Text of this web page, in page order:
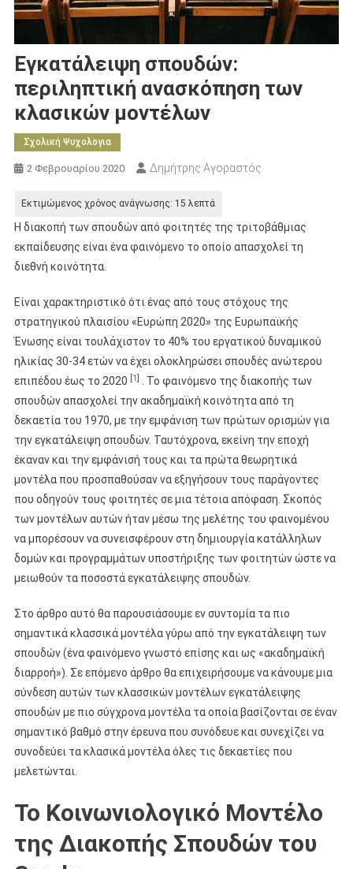
Εγκατάλειψη σπουδών:
περιληπτική ανασκόπηση των
κλασικών μοντέλων
Σχολική Ψυχολογια
2 Φεβρουαρίου 2020 Δημήτρης Αγοραστός
Η διακοπή των σπουδών από φοιτητές της τριτοβάθμιας
εκπαίδευσης είναι ένα φαινόμενο το οποίο απασχολεί τη
διεθνή κοινότητα.
Είναι χαρακτηριστικό ότι ένας από τους στόχους της
στρατηγικού πλαισίου «Ευρώπη 2020» της Ευρωπαϊκής
Ένωσης είναι τουλάχιστον το 40% του εργατικού δυναμικού
ηλικίας 30-34 ετών να έχει ολοκληρώσει σπουδές ανώτερου
επιπέδου έως το 2020 [1] . Το φαινόμενο της διακοπής των
σπουδών απασχολεί την ακαδημαϊκή κοινότητα από τη
δεκαετία του 1970, με την εμφάνιση των πρώτων ορισμών για
την εγκατάλειψη σπουδών. Ταυτόχρονα, εκείνη την εποχή
έκαναν και την εμφάνισή τους και τα πρώτα θεωρητικά
μοντέλα που προσπαθούσαν να εξηγήσουν τους παράγοντες
που οδηγούν τους φοιτητές σε μια τέτοια απόφαση. Σκοπός
των μοντέλων αυτών ήταν μέσω της μελέτης του φαινομένου
να μπορέσουν να συνεισφέρουν στη δημιουργία κατάλληλων
δομών και προγραμμάτων υποστήριξης των φοιτητών ώστε να
μειωθούν τα ποσοστά εγκατάλειψης σπουδών.
Στο άρθρο αυτό θα παρουσιάσουμε εν συντομία τα πιο
σημαντικά κλασσικά μοντέλα γύρω από την εγκατάλειψη των
σπουδών (ένα φαινόμενο γνωστό επίσης και ως «ακαδημαϊκή
διαρροή»). Σε επόμενο άρθρο θα επιχειρήσουμε να κάνουμε μια
σύνδεση αυτών των κλασσικών μοντέλων εγκατάλειψης
σπουδών με πιο σύγχρονα μοντέλα τα οποία βασίζονται σε έναν
σημαντικό βαθμό στην έρευνα που συνόδευε και συνεχίζει να
συνοδεύει τα κλασικά μοντέλα όλες τις δεκαετίες που
μελετώνται.
Το Κοινωνιολογικό Mοντέλο
της Διακοπής Σπουδών του